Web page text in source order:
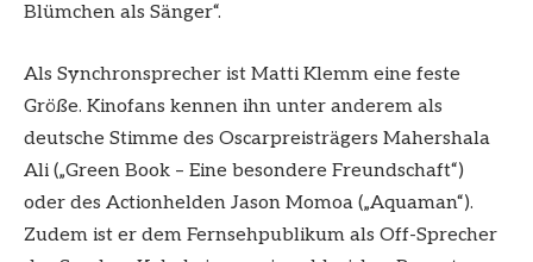
Blümchen als Sänger“.
Als Synchronsprecher ist Matti Klemm eine feste
Größe. Kinofans kennen ihn unter anderem als
deutsche Stimme des Oscarpreisträgers Mahershala
Ali („Green Book – Eine besondere Freundschaft“)
oder des Actionhelden Jason Momoa („Aquaman“).
Zudem ist er dem Fernsehpublikum als Off-Sprecher